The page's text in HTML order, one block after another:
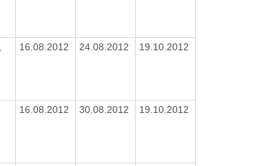
16.08.2012 24.08.2012 19.10.2012
16.08.2012 30.08.2012 19.10.2012